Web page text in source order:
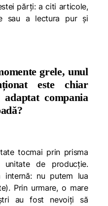
părți: a citi articole,
sau a lectura pur și
grele, unul
este chiar
compania
tocmai prin prisma
de producție.
nu putem lua
Prin urmare, o mare
au fost nevoiți să